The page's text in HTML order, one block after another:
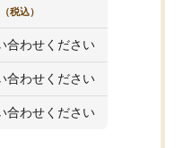
（税込）
合わせください
合わせください
合わせください